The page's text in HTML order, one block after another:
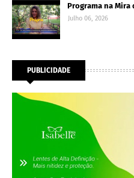
Programa na Mira
Julho 06, 2026
PUBLICIDADE